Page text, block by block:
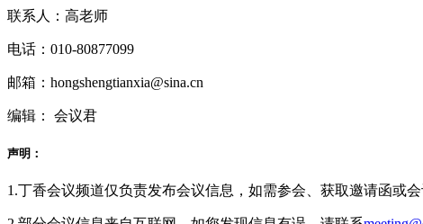
联系人：高老师
电话：010-80877099
邮箱：hongshengtianxia@sina.cn
编辑： 会议君
声明：
1.丁香会议频道仅负责发布会议信息，如需参会、获取邀请函或